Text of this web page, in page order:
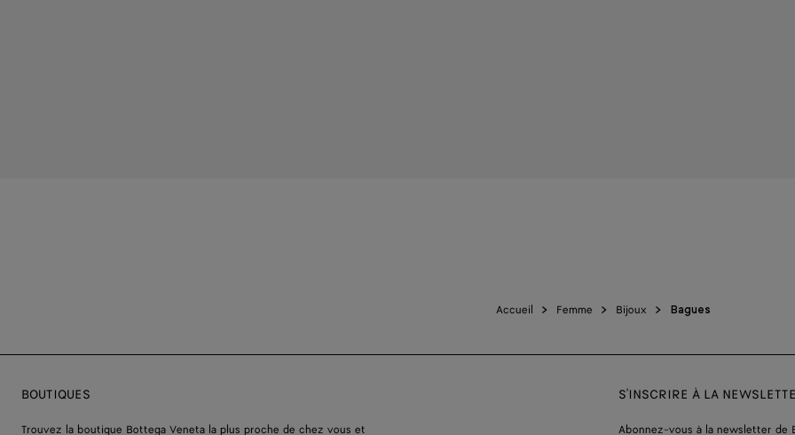
Accueil Femme Bijoux Bagues
BOUTIQUES
Trouvez la boutique Bottega Veneta la plus proche de chez vous et
S'INSCRIRE À LA
Abonnez-vous à la newsletter de